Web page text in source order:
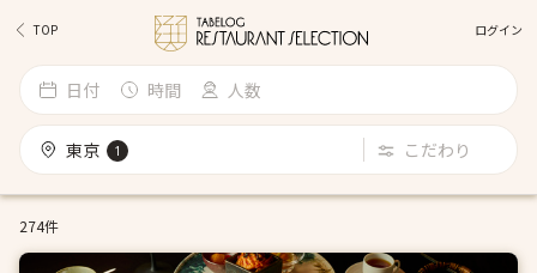
TOP ログイン
日付 時間 人数
東京 1 こだわり
274件